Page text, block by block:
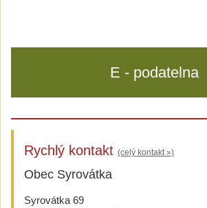
E - podatelna
Rychlý kontakt (celý kontakt »)
Obec Syrovátka
Syrovátka 69